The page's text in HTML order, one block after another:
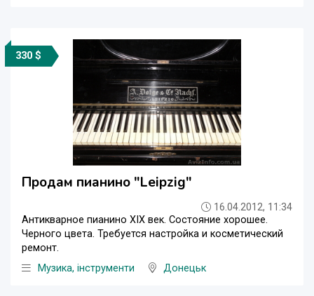
330 $
Продам пианино "Leipzig"
16.04.2012, 11:34
Антикварное пианино XIX век. Состояние хорошее.
Черного цвета. Требуется настройка и косметический
ремонт.
Музика, інструменти
Донецьк